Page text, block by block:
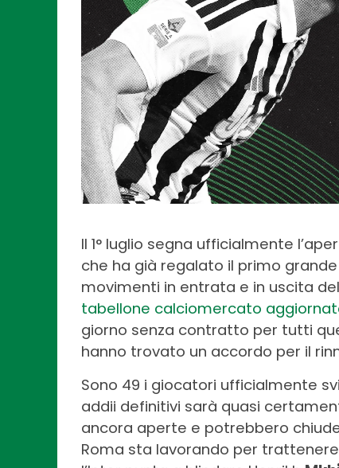
Il 1° luglio segna ufficialmente
che ha già regalato il primo
movimenti in entrata e in uscita
tabellone calciomercato
giorno senza contratto per tutti
hanno trovato un accordo per il
Sono 49 i giocatori ufficialmente
addii definitivi sarà quasi
ancora aperte e potrebbero
Roma sta lavorando per trattenere